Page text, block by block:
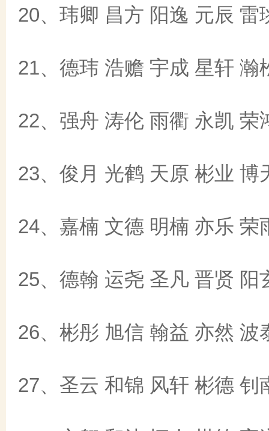
20、玮卿 昌方 阳逸 元辰 雷
21、德玮 浩赡 宇成 星轩 瀚
22、强舟 涛伦 雨衢 永凯 荣
23、俊月 光鹤 天原 彬业 博
24、嘉楠 文德 明楠 亦乐 荣
25、德翰 运尧 圣凡 晋贤 阳
26、彬彤 旭信 翰益 亦然 波
27、圣云 和锦 风轩 彬德 钊